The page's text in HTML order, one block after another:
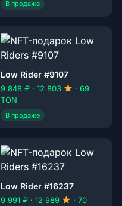
В продаже
Low Rider #9107
9 848 ₽ · 12 803
· 69
TON
В продаже
Low Rider #16237
9 991 ₽ · 12 989
· 70